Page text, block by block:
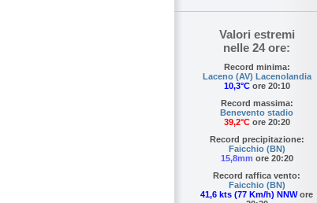
Valori estremi
nelle 24 ore:
Record minima:
Laceno (AV) Lacenolandia
10,3°Core 20:10
Record massima:
Benevento stadio
39,2°Core 20:20
Record precipitazione:
Faicchio (BN)
15,8mm ore 20:20
Record raffica vento:
Faicchio (BN)
41,6 kts (77 Km/h) NNWore